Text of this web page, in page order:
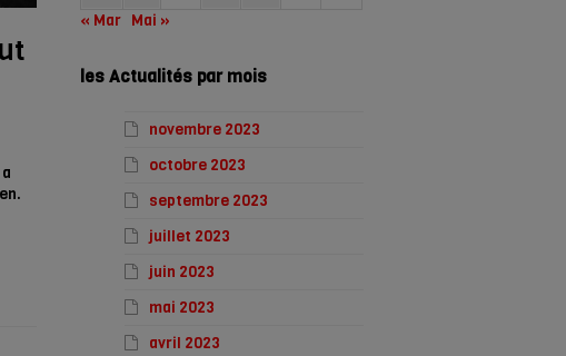
« Mar Mai »
les Actualités par mois
novembre 2023
octobre 2023
septembre 2023
juillet 2023
juin 2023
mai 2023
avril 2023